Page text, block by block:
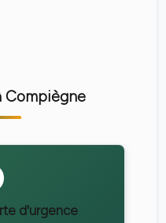
Compiègne
d'urgence